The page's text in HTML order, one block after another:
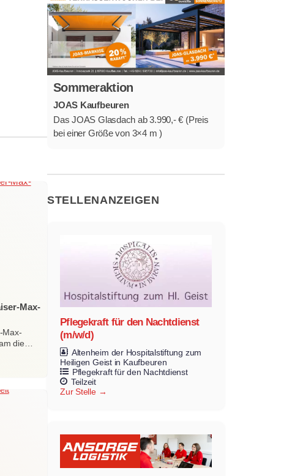
Max-
Max-
die…
Sommeraktion
JOAS Kaufbeuren
Das JOAS Glasdach ab 3.990,- € (Preis
bei einer Größe von 3×4 m )
STELLENANZEIGEN
Pflegekraft für den Nachtdienst
(m/w/d)
Altenheim der Hospitalstiftung zum
Heiligen Geist in Kaufbeuren
Pflegekraft für den Nachtdienst
Teilzeit
Zur Stelle